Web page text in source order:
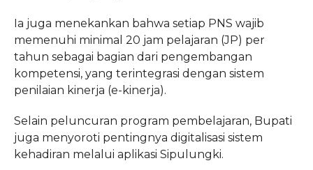
Ia juga menekankan bahwa setiap PNS wajib
memenuhi minimal 20 jam pelajaran (JP) per
tahun sebagai bagian dari pengembangan
kompetensi, yang terintegrasi dengan sistem
penilaian kinerja (e-kinerja).
Selain peluncuran program pembelajaran, Bupati
juga menyoroti pentingnya digitalisasi sistem
kehadiran melalui aplikasi Sipulungki.